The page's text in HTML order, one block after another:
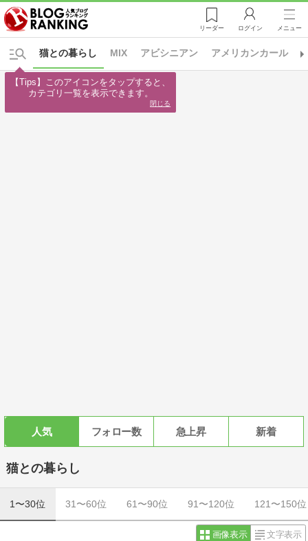
リーダー ログイン メニュー
MIX アビシニアン アメリカンカール
猫との暮らし
人気 フォロー数 急上昇 新着
猫との暮らし
1〜30位 31〜60位 61〜90位 91〜120位 121〜150位
画像表示 文字表示
【Tips】このアイコンをタップすると、
カテゴリ一覧を表示できます。
閉じる